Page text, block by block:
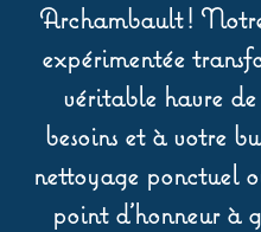
Archambault !
expérimentée
véritable havre
besoins et à votre
nettoyage ponctuel
point d’honneur à